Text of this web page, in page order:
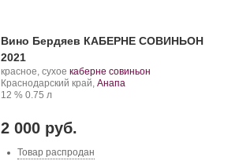
Вино Бердяев КАБЕРНЕ СОВИНЬОН
2021
Производитель:
Бердяев.
красное, сухое .
Сорт
каберне совиньон
Регион:
Краснодарский край,Анапа
Крепость
12 %. Объем
0.75 л
2 000 руб.
Товар распродан